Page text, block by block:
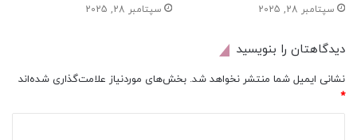
سپتامبر 28, 2025 سپتامبر 28, 2025
دیدگاهتان را بنویسید
نشانی ایمیل شما منتشر نخواهد شد. بخش‌های موردنیاز علامت‌گذاری شده‌اند
*